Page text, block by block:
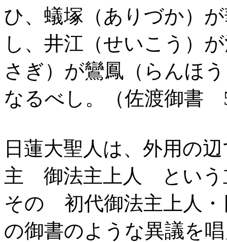
ひ、蟻塚（ありづか）
し、井江（せいこう）
さぎ）が鸞鳳（らんほ
なるべし。（佐渡御書
日蓮大聖人は、外用
主 御法主上人 という
その 初代御法主上人・
の御書のような異議を